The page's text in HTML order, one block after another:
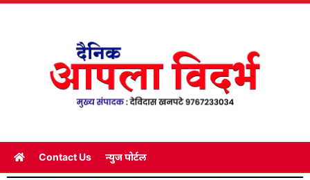
Contact Us न्युज पोर्टल